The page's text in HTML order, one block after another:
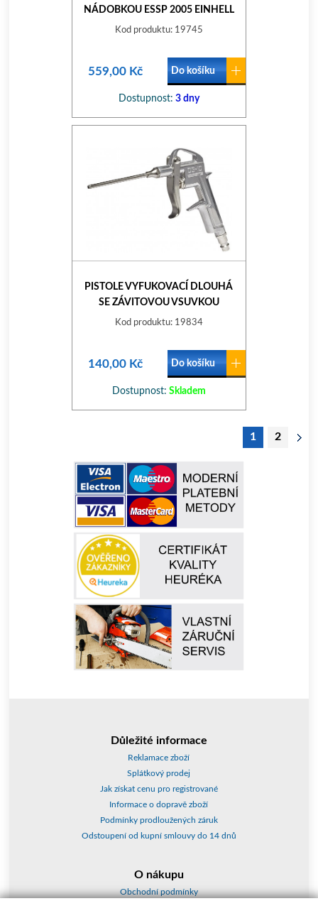
NÁDOBKOU ESSP 2005 EINHELL
Kod produktu: 19745
559,00 Kč Do košíku
Dostupnost: 3 dny
PISTOLE VYFUKOVACÍ DLOUHÁ
SE ZÁVITOVOU VSUVKOU
EINHELL
Kod produktu: 19834
140,00 Kč Do košíku
Dostupnost: Skladem
1 2
Důležité informace
Reklamace zboží
Splátkový prodej
Jak získat cenu pro registrované
Informace o dopravě zboží
Podmínky prodloužených záruk
Odstoupení od kupní smlouvy do 14 dnů
O nákupu
Obchodní podmínky